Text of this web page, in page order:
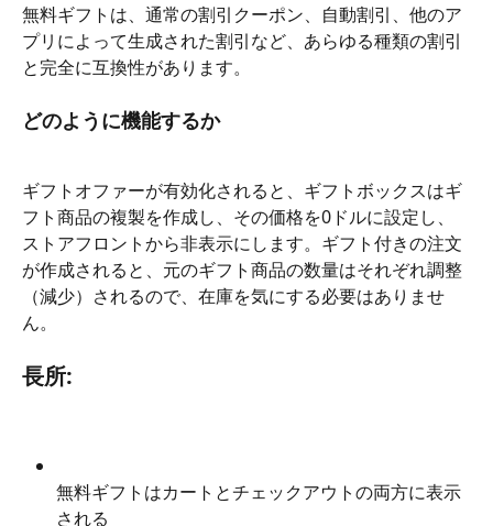
無料ギフトは、通常の割引クーポン、自動割引、他のア
プリによって生成された割引など、あらゆる種類の割引
と完全に互換性があります。
どのように機能するか
ギフトオファーが有効化されると、ギフトボックスはギ
フト商品の複製を作成し、その価格を0ドルに設定し、
ストアフロントから非表示にします。ギフト付きの注文
が作成されると、元のギフト商品の数量はそれぞれ調整
（減少）されるので、在庫を気にする必要はありませ
ん。
長所:
無料ギフトはカートとチェックアウトの両方に表示
される